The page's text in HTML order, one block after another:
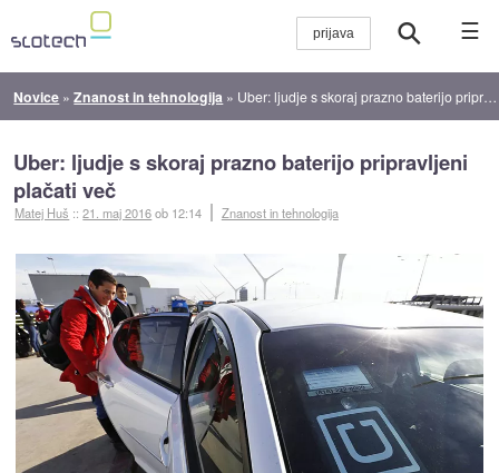
☰
Novice »Znanost in tehnologija » Uber: ljudje s skoraj prazno baterijo pripravljeni plačati več
Uber: ljudje s skoraj prazno baterijo pripravljeni
plačati več
Matej Huš ::21. maj 2016ob 12:14 Znanost in tehnologija